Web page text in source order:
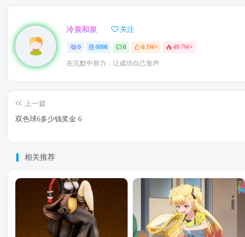
冷泉和泉 关注
0 6098 0 6.1W+ 49.7W+
在沉默中努力，让成功自己发声
上一篇
双色球6多少钱奖金 6
相关推荐